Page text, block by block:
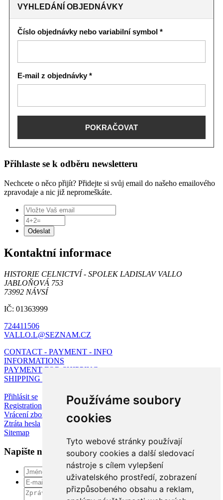
Používáme soubory
cookies
Tyto webové stránky používají
soubory cookies a další sledovací
nástroje s cílem vylepšení
uživatelského prostředí, zobrazení
přizpůsobeného obsahu a reklam,
VYHLEDÁNÍ OBJEDNÁVKY
Číslo objednávky nebo variabilní symbol *
E-mail z objednávky *
POKRAČOVAT
Přihlaste se k odběru newsletteru
Nechcete o něco přijít? Přidejte si svůj email do našeho emailového
zpravodaje a nic již nepromeškáte.
Odeslat
Kontaktní informace
HISTORIE CELNICTVÍ - SPOLEK LADISLAV VALLO
JABLOŇOVÁ 753
73992 NÁVSÍ
IČ: 01363999
724411506
VALLO.L@SEZNAM.CZ
CONTACT - PAYMENT - INFO
INFORMATIONS
PAYMENT FOR SHIPPING
SHIPPING - PAYMENT - www.packeta.com
Přihlásit se
Registration
Vrácení zboží a výměna
Ztráta hesla
Sitemap
Napište nám